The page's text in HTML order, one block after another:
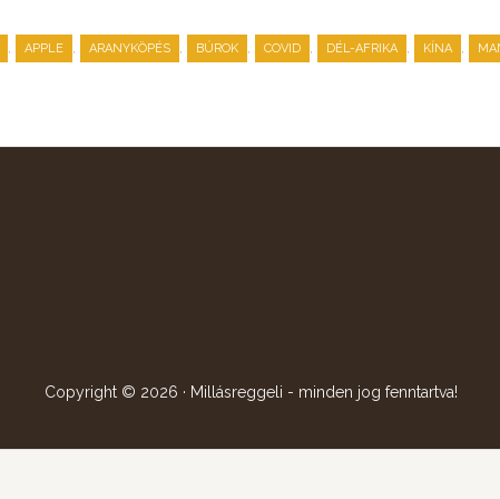
, APPLE , ARANYKÖPÉS , BÚROK , COVID , DÉL-AFRIKA , KÍNA ,
Copyright © 2026 · Millásreggeli - minden jog fenntartva!